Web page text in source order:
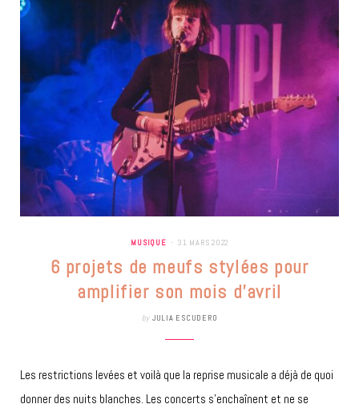
MUSIQUE 31 MARS 2022
6 projets de meufs stylées pour
amplifier son mois d’avril
by JULIA ESCUDERO
Les restrictions levées et voilà que la reprise musicale a déjà de quoi
donner des nuits blanches. Les concerts s’enchaînent et ne se